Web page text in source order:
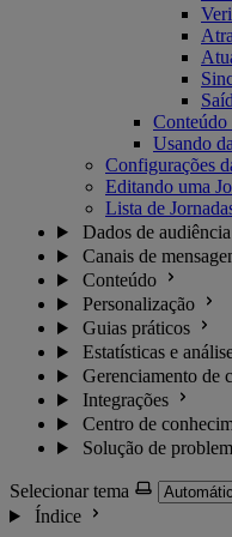
Usando
Configurações
Editando uma
Lista de
Dados de
Canais de
Conteúdo
Personalização
Guias práticos
Estatísticas e
Gerenciamento de
Integrações
Centro de
Solução de
Selecionar tema
Índice